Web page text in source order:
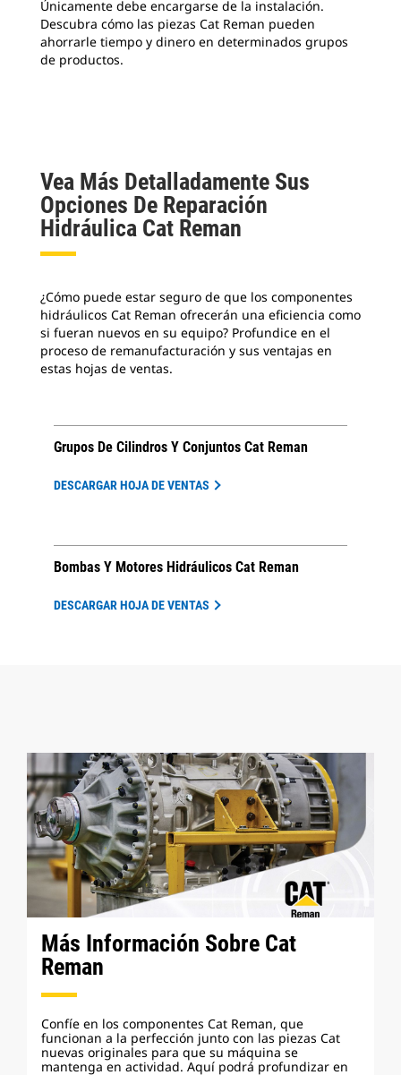
Únicamente debe encargarse de la instalación.
Descubra cómo las piezas Cat Reman pueden
ahorrarle tiempo y dinero en determinados grupos
de productos.
Vea Más Detalladamente Sus
Opciones De Reparación
Hidráulica Cat Reman
¿Cómo puede estar seguro de que los componentes
hidráulicos Cat Reman ofrecerán una eficiencia como
si fueran nuevos en su equipo? Profundice en el
proceso de remanufacturación y sus ventajas en
estas hojas de ventas.
Grupos De Cilindros Y Conjuntos Cat Reman
DESCARGAR HOJA DE VENTAS
Bombas Y Motores Hidráulicos Cat Reman
DESCARGAR HOJA DE VENTAS
Más Información Sobre Cat
Reman
Confíe en los componentes Cat Reman, que
funcionan a la perfección junto con las piezas Cat
nuevas originales para que su máquina se
mantenga en actividad. Aquí podrá profundizar en